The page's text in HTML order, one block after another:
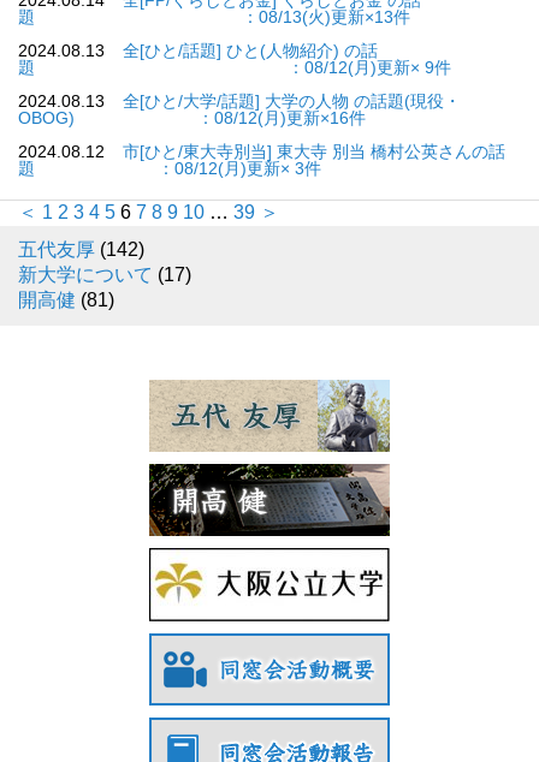
題 ：08/13(火)更新×13件
2024.08.13
全[ひと/話題] ひと(人物紹介) の話
題 ：08/12(月)更新× 9件
2024.08.13
全[ひと/大学/話題] 大学の人物 の話題(現役・
OBOG) ：08/12(月)更新×16件
2024.08.12
市[ひと/東大寺別当] 東大寺 別当 橋村公英さんの話
題 ：08/12(月)更新× 3件
＜ 1 2 3 4 5 6 7 8 9 10 … 39 ＞
五代友厚 (142)
新大学について (17)
開高健 (81)